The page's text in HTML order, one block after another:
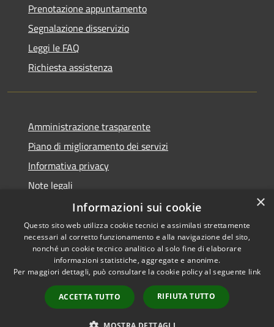
Prenotazione appuntamento
Segnalazione disservizio
Leggi le FAQ
Richiesta assistenza
Amministrazione trasparente
Piano di miglioramento dei servizi
Informativa privacy
Note legali
Dichiarazione di accessibilità
RSS
Accessibilità
Copyright © 2026 • Comune di
Powered byMunicipium
Accesso redazione
×
Informazioni sui cookie
Questo sito web utilizza cookie tecnici e assimilati strettamente
necessari al corretto funzionamento e alla navigazione del sito,
nonché un cookie tecnico analitico al solo fine di elaborare
informazioni statistiche, aggregate e anonime.
Per maggiori dettagli, può consultare la cookie policy al seguente link
ACCETTA TUTTO RIFIUTA TUTTO